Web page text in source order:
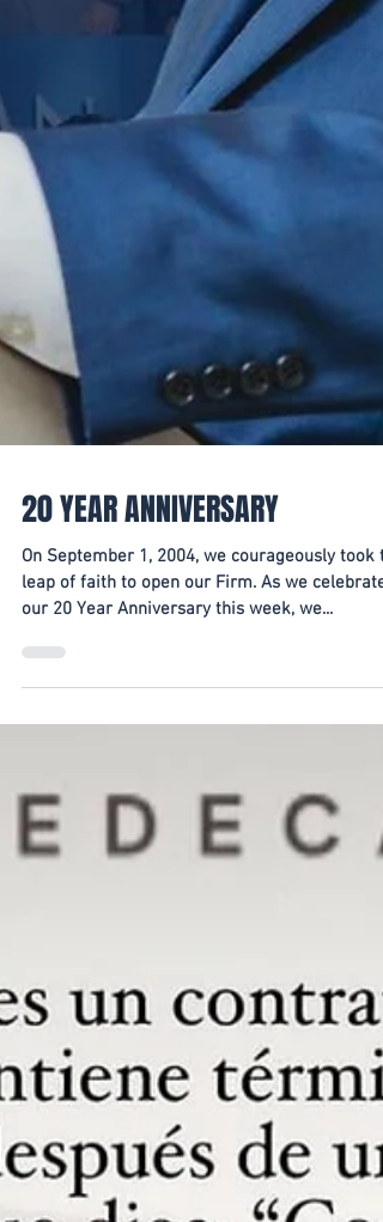
20 YEAR ANNIVERSARY
On September 1, 2004, we courageously took